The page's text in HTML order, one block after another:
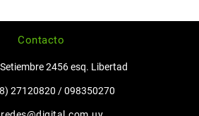
Contacto
2456 esq. Libertad
27120820 / 098350270